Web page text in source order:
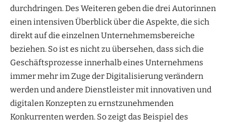
durchdringen. Des Weiteren geben die drei Autorinnen
einen intensiven Überblick über die Aspekte, die sich
direkt auf die einzelnen Unternehmemsbereiche
beziehen. So ist es nicht zu übersehen, dass sich die
Geschäftsprozesse innerhalb eines Unternehmens
immer mehr im Zuge der Digitalisierung verändern
werden und andere Dienstleister mit innovativen und
digitalen Konzepten zu ernstzunehmenden
Konkurrenten werden. So zeigt das Beispiel des